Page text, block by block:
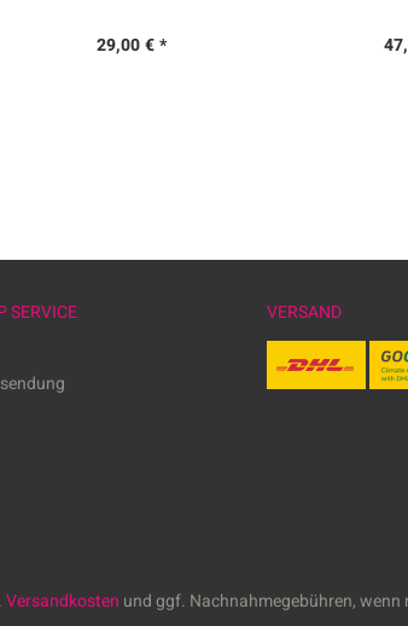
29,00 € *
SERVICE
VERSAND
Versandkosten und ggf. Nachnahmegebühren, wenn